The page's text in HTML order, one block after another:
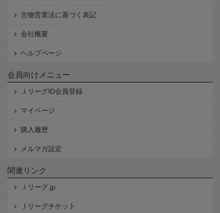
古物営業法に基づく表記
会社概要
ヘルプページ
会員向けメニュー
ＪリーグID会員登録
マイページ
購入履歴
メルマガ設定
関連リンク
Ｊリーグ.jp
Ｊリーグチケット